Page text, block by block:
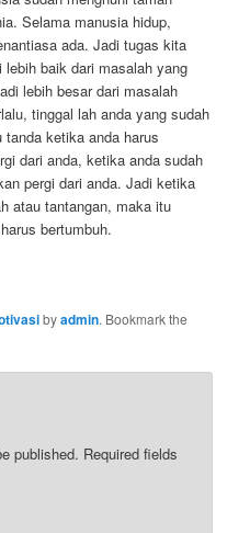
Selama manusia hidup,
ada. Jadi tugas kita
baik dari masalah yang
lebih besar dari masalah
tinggal lah anda yang sudah
ketika anda harus
dari anda, ketika anda sudah
pergi dari anda. Jadi ketika
atau tantangan, maka itu
bertumbuh.
byadmin. Bookmark the
published. Required fields